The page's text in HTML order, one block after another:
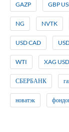
GAZP GBP
NG NVTK
USD CAD
WTI XAG USD
СБЕРБАНК
новатэк